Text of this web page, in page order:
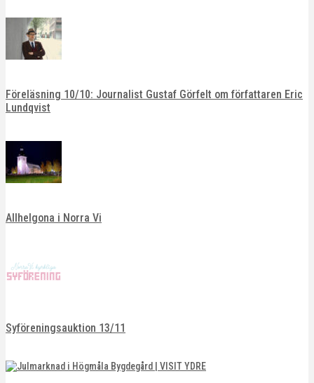
Föreläsning 10/10: Journalist Gustaf Görfelt om författaren Eric
Lundqvist
Allhelgona i Norra Vi
Syföreningsauktion 13/11